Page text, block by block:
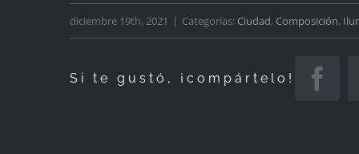
diciembre 19th, 2021 | Categorías: Ciudad, Composición,
Si te gustó, ¡compártelo!